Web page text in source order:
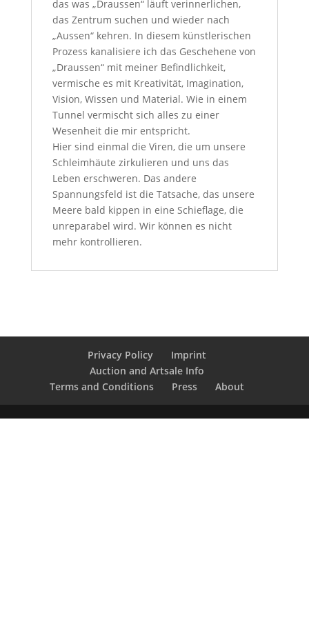
das was „Draussen“ läuft verinnerlichen,
das Zentrum suchen und wieder nach
„Aussen“ kehren. In diesem künstlerischen
Prozess kanalisiere ich das Geschehene von
„Draussen“ mit meiner Befindlichkeit,
vermische es mit Kreativität, Imagination,
Vision, Wissen und Material. Wie in einem
Tunnel vermischt sich alles zu einer
Wesenheit die mir entspricht.
Hier sind einmal die Viren, die um unsere
Schleimhäute zirkulieren und uns das
Leben erschweren. Das andere
Spannungsfeld ist die Tatsache, das unsere
Meere bald kippen in eine Schieflage, die
unreparabel wird. Wir können es nicht
mehr kontrollieren.
Privacy Policy
Imprint
Auction and Artsale Info
Terms and Conditions
Press About